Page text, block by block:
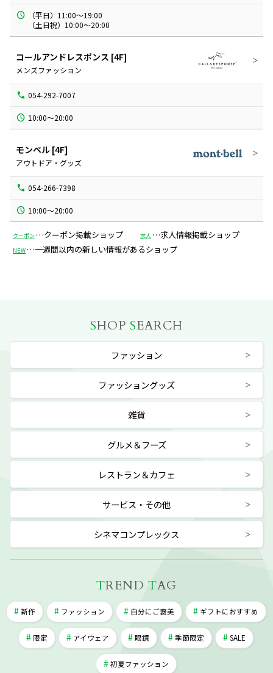
（平日）11:00～19:00
（土日祝）10:00～20:00
コールアンドレスポンス [4F]
メンズファッション
054-292-7007
10:00～20:00
モンベル [4F]
アウトドア・グッズ
054-266-7398
クーポン …クーポン掲載ショップ 求人 …求人情報掲載ショップ
NEW …一週間以内の新しい情報があるショップ
SHOP SEARCH
ファッション
ファッショングッズ
雑貨
グルメ＆フーズ
レストラン＆カフェ
サービス・その他
シネマコンプレックス
TREND TAG
新作 ファッション 自分にご褒美 ギフトにおすすめ
限定 アイウェア 眼鏡 季節限定 SALE
初夏ファッション